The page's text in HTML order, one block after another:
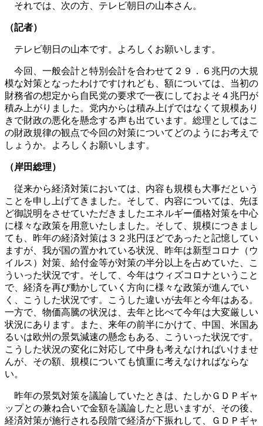
それでは、次の方、テレビ朝日の山本さん。
（記者）
テレビ朝日の山本です。よろしくお願いします。
今回、一般会計と特別会計を合わせて２９．６兆円の大規
模な対策となったわけですけれども、額については、当初の
財務省の想定から自民党の要求で一夜にしておよそ４兆円が
積み上がりました。党内からは積み上げではなくて規模あり
きで財政の悪化を懸念する声も出ています。総理としてはこ
の財政規律の観点で今回の対策についてどのようにお考えで
しょうか。よろしくお願いします。
（岸田総理）
従来から経済対策においては、内容も規模も大事だという
ことを申し上げてきました。そして、内容については、先ほ
ど御説明をさせていただきましたエネルギー価格対策を中心
に様々な政策を用意いたしました。そして、規模につきまし
ても、昨年の経済対策は３２兆円ほどであったと記憶してい
ますが、我が国の置かれている状況、昨年は新型コロナ（ウ
イルス）対策、給付金等が対策の半分以上を占めていた、こ
ういった状況です。そして、今年はウィズコロナということ
で、経済を再び動かしていく方向に様々な政策が進んでい
く、こうした状況です。こうした違いが去年と今年はある。
一方で、物価高騰の状況は、去年と比べて今年は大変厳しい
状況にあります。また、来年の前半にかけて、中国、米国あ
るいは欧州の景気減速の懸念もある、こういった状況です。
こうした状況の変化に対応して中身も考えなければいけませ
んが、その額、規模についても慎重に考えなければならな
い。
昨年の景気対策を議論していたときは、たしかＧＤＰギャ
ップとの兼ね合いで金額を議論したと思いますが、その後、
経済対策が施行される段階で経済が下振れして、ＧＤＰギャ